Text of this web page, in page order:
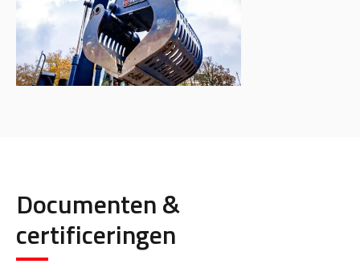
Documenten &
certificeringen